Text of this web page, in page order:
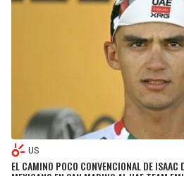
US
EL CAMINO POCO CONVENCIONAL DE ISAAC